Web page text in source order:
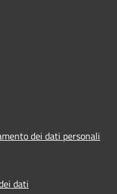
dei dati personali
dati